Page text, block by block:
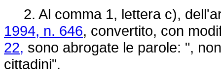
2. Al comma 1, lettera c),
1994, n. 646, convertito, con
22, sono abrogate le parole: ",
cittadini".